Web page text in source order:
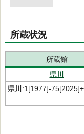
所蔵状況
所蔵館
県川
県川:1[1977]-